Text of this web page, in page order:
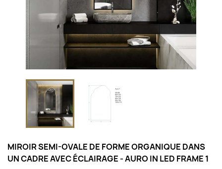
MIROIR SEMI-OVALE DE FORME ORGANIQUE DANS
UN CADRE AVEC ÉCLAIRAGE - AURO IN LED FRAME 1